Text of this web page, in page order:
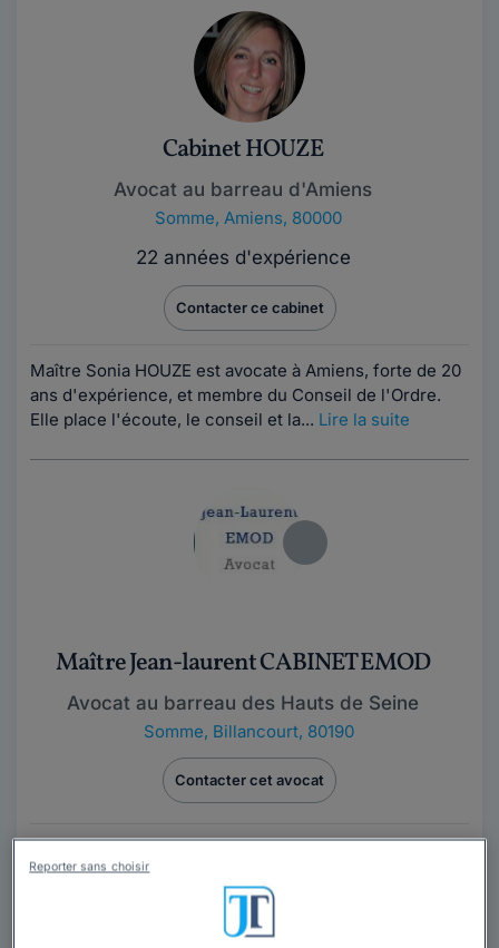
Cabinet HOUZE
Avocat au barreau d'Amiens
Somme, Amiens, 80000
22 années d'expérience
Contacter ce cabinet
Maître Sonia HOUZE est avocate à Amiens, forte de 20
ans d'expérience, et membre du Conseil de l'Ordre.
Elle place l'écoute, le conseil et la... Lire la suite
Maître Jean-laurent CABINET EMOD
Avocat au barreau des Hauts de Seine
Somme, Billancourt, 80190
Contacter cet avocat
en droit des affaires le Cabinet intervient pour tout
recouvrement de créances...Lire la suite
Reporter sans choisir